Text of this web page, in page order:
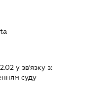
у зв'язку з:
суду